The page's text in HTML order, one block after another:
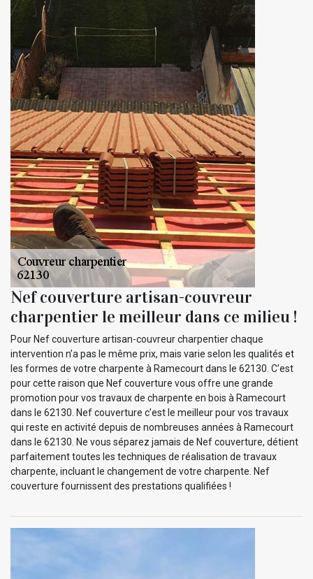
Nef couverture artisan-couvreur
charpentier le meilleur dans ce milieu !
Pour Nef couverture artisan-couvreur charpentier chaque
intervention n’a pas le même prix, mais varie selon les qualités et
les formes de votre charpente à Ramecourt dans le 62130. C’est
pour cette raison que Nef couverture vous offre une grande
promotion pour vos travaux de charpente en bois à Ramecourt
dans le 62130. Nef couverture c’est le meilleur pour vos travaux
qui reste en activité depuis de nombreuses années à Ramecourt
dans le 62130. Ne vous séparez jamais de Nef couverture, détient
parfaitement toutes les techniques de réalisation de travaux
charpente, incluant le changement de votre charpente. Nef
couverture fournissent des prestations qualifiées !